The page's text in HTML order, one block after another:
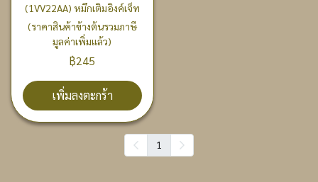
(1VV22AA) หมึกเติมอิงค์เจ็ท
(ราคาสินค้าข้างต้นรวมภาษี
มูลค่าเพิ่มแล้ว)
฿245
เพิ่มลงตะกร้า
1